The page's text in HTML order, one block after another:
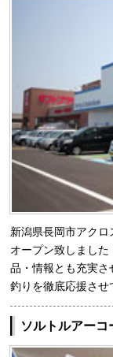
新潟県長岡市アク
オープン致しまし
品・情報とも充実
釣りを徹底応援させ
ソルトルアーコ